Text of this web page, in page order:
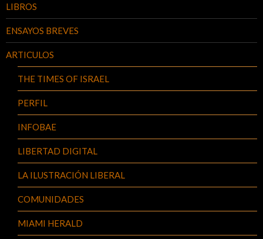
LIBROS
ENSAYOS BREVES
ARTICULOS
THE TIMES OF ISRAEL
PERFIL
INFOBAE
LIBERTAD DIGITAL
LA ILUSTRACIÓN LIBERAL
COMUNIDADES
MIAMI HERALD